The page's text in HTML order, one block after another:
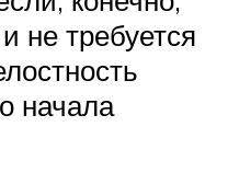
не требуется
начала